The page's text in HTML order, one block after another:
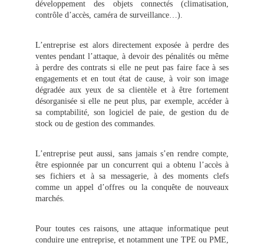
développement des objets connectés (climatisation,
contrôle d’accès, caméra de surveillance…).
L’entreprise est alors directement exposée à perdre des
ventes pendant l’attaque, à devoir des pénalités ou même
à perdre des contrats si elle ne peut pas faire face à ses
engagements et en tout état de cause, à voir son image
dégradée aux yeux de sa clientèle et à être fortement
désorganisée si elle ne peut plus, par exemple, accéder à
sa comptabilité, son logiciel de paie, de gestion du de
stock ou de gestion des commandes.
L’entreprise peut aussi, sans jamais s’en rendre compte,
être espionnée par un concurrent qui a obtenu l’accès à
ses fichiers et à sa messagerie, à des moments clefs
comme un appel d’offres ou la conquête de nouveaux
marchés.
Pour toutes ces raisons, une attaque informatique peut
conduire une entreprise, et notamment une TPE ou PME,